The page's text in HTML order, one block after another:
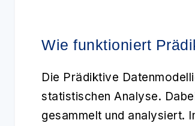
Wie funktioniert
Die Prädiktive
statistischen Analyse.
gesammelt und analysiert.